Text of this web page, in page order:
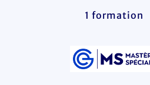
1 formation